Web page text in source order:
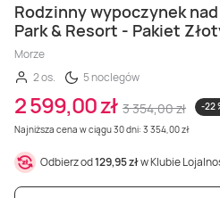
Rodzinny wypoczynek
Park & Resort - Pakiet
Morze
2 os.
5 noclegów
2 599,00 zł 3 354,00 zł
-22
Najniższa cena w ciągu 30 dni: 3 354,00 zł
Odbierz od129,95 złw Klubie